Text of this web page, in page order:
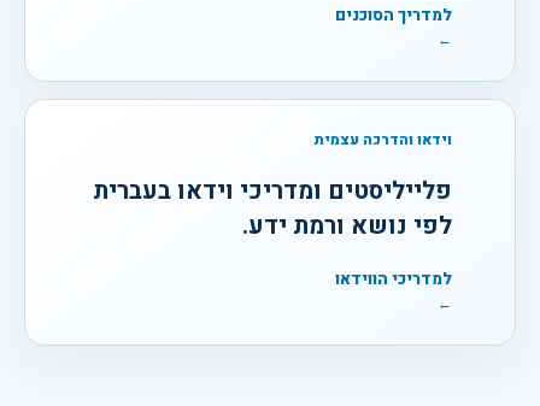
למדריך הסוכנים
←
וידאו והדרכה עצמית
פלייליסטים ומדריכי וידאו בעברית
לפי נושא ורמת ידע.
למדריכי הווידאו
←